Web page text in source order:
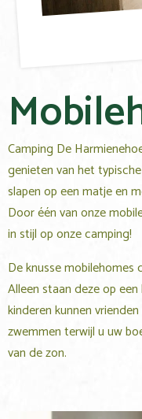
Camping De
genieten van het
slapen op een matje en
Door één van onze
in stijl op onze camping!
De knusse mobilehomes
Alleen staan deze op
kinderen kunnen
zwemmen terwijl u uw
van de zon.